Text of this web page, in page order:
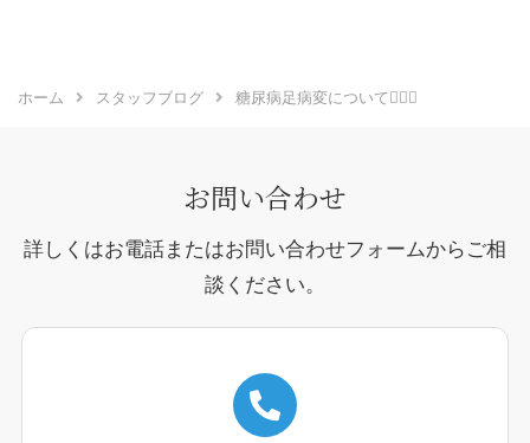
ホーム スタッフブログ 糖尿病足病変について👨🏻‍⚕️
お問い合わせ
詳しくはお電話またはお問い合わせフォームからご相
談ください。